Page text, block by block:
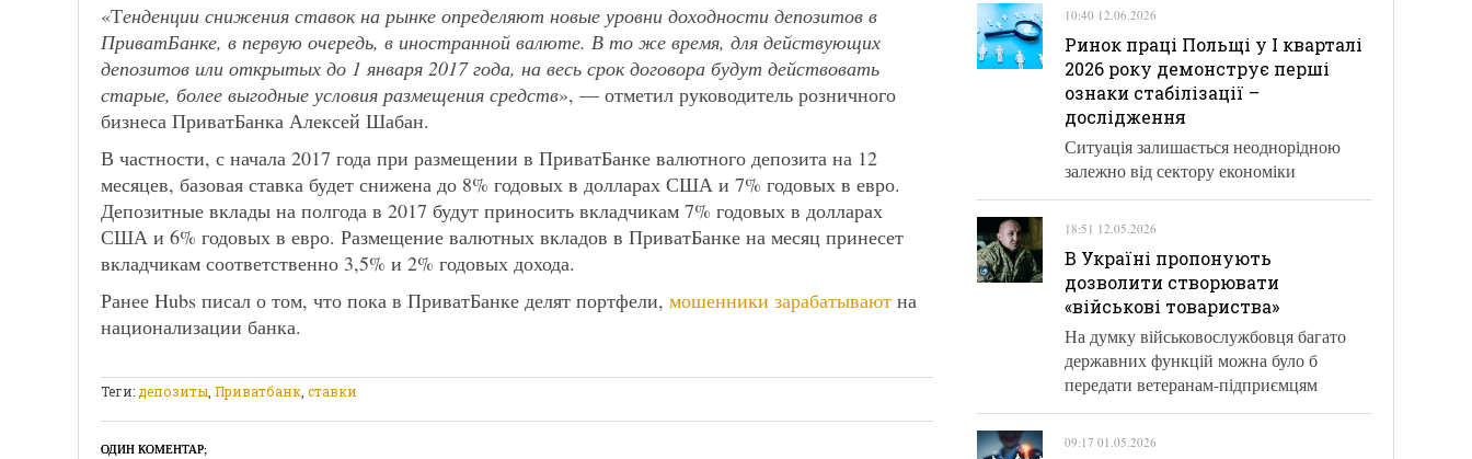
«Тенденции снижения ставок на рынке определяют новые уровни доходности депозитов в
ПриватБанке, в первую очередь, в иностранной валюте. В то же время, для действующих
депозитов или открытых до 1 января 2017 года, на весь срок договора будут действовать
старые, более выгодные условия размещения средств», — отметил руководитель розничного
бизнеса ПриватБанка Алексей Шабан.
В частности, с начала 2017 года при размещении в ПриватБанке валютного депозита на 12
месяцев, базовая ставка будет снижена до 8% годовых в долларах США и 7% годовых в евро.
Депозитные вклады на полгода в 2017 будут приносить вкладчикам 7% годовых в долларах
США и 6% годовых в евро. Размещение валютных вкладов в ПриватБанке на месяц принесет
вкладчикам соответственно 3,5% и 2% годовых дохода.
Ранее Hubs писал о том, что пока в ПриватБанке делят портфели, мошенники зарабатывают на
национализации банка.
Теги: депозиты Приватбанк ставки
ОДИН КОМЕНТАР;
10:40 12.06.2026
Ринок праці Польщі у І кварталі
2026 року демонструє перші
ознаки стабілізації –
дослідження
Ситуація залишається неоднорідною
залежно від сектору економіки
18:51 12.05.2026
В Україні пропонують
дозволити створювати
«військові товариства»
На думку військовослужбовця багато
державних функцій можна було б
передати ветеранам-підприємцям
09:17 01.05.2026